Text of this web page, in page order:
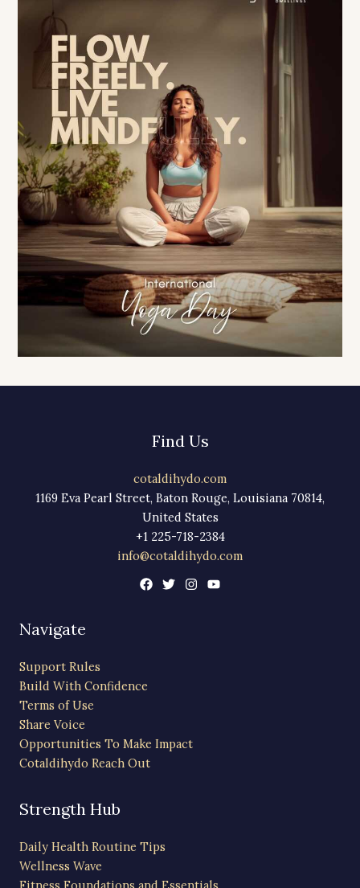
Find Us
cotaldihydo.com
1169 Eva Pearl Street, Baton Rouge, Louisiana 70814,
United States
+1 225-718-2384
info@cotaldihydo.com
Navigate
Support Rules
Build With Confidence
Terms of Use
Share Voice
Opportunities To Make Impact
Cotaldihydo Reach Out
Strength Hub
Daily Health Routine Tips
Wellness Wave